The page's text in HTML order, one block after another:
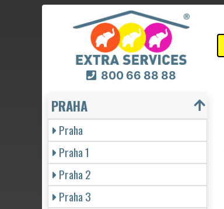
800 66 88 88
PRAHA
Praha
Praha 1
Praha 2
Praha 3